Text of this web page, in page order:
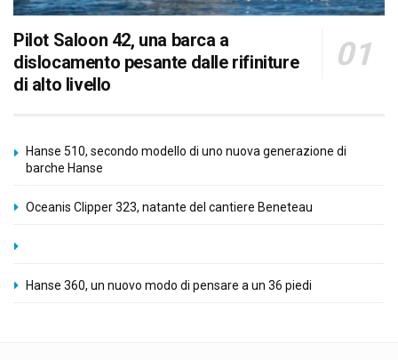
Pilot Saloon 42, una barca a
dislocamento pesante dalle rifiniture
di alto livello
Hanse 510, secondo modello di uno nuova generazione di
barche Hanse
Oceanis Clipper 323, natante del cantiere Beneteau
Hanse 360, un nuovo modo di pensare a un 36 piedi